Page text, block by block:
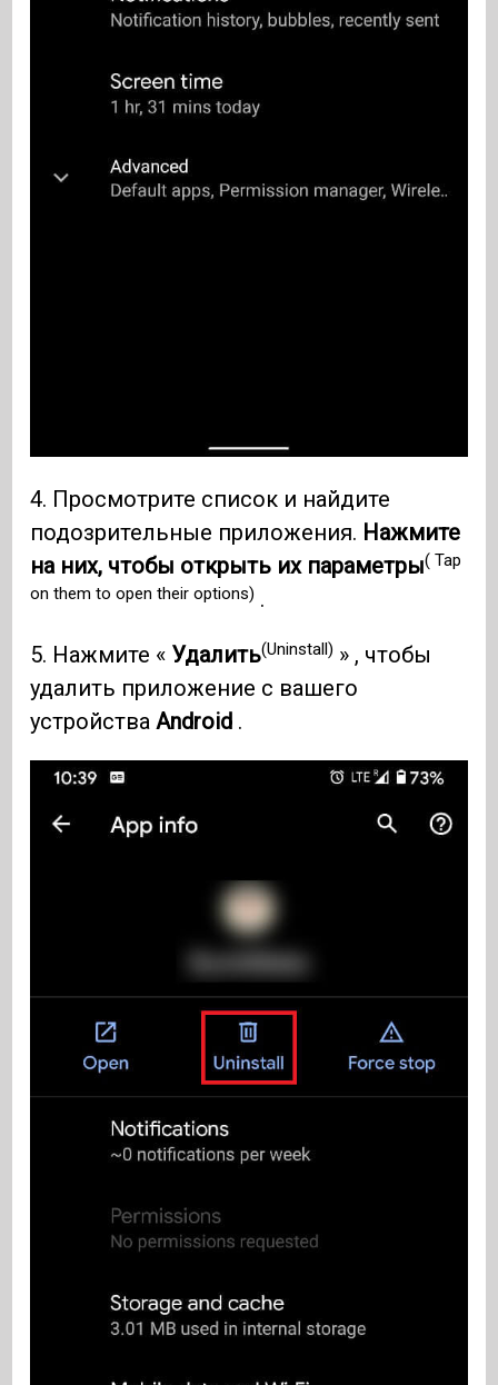
4. Просмотрите список и найдите
подозрительные приложения. Нажмите
на них, чтобы открыть их параметры( Tap
on them to open their options) .
5. Нажмите « Удалить(Uninstall) » , чтобы
удалить приложение с вашего
устройстваAndroid .